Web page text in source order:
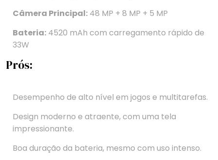
Câmera Principal: 48 MP + 8 MP + 5 MP
Bateria: 4520 mAh com carregamento rápido de
33W
Prós:
Desempenho de alto nível em jogos e multitarefas.
Design moderno e atraente, com uma tela
impressionante.
Boa duração da bateria, mesmo com uso intenso.